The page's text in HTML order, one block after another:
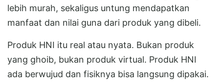
lebih murah, sekaligus untung mendapatkan
manfaat dan nilai guna dari produk yang dibeli.
Produk HNI itu real atau nyata. Bukan produk
yang ghoib, bukan produk virtual. Produk HNI
ada berwujud dan fisiknya bisa langsung dipakai.